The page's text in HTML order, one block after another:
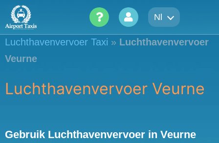
Skip
content
Nl
Luchthavenvervoer Taxi » Luchthavenvervoer
Veurne
Luchthavenvervoer Veurne
Gebruik Luchthavenvervoer in Veurne